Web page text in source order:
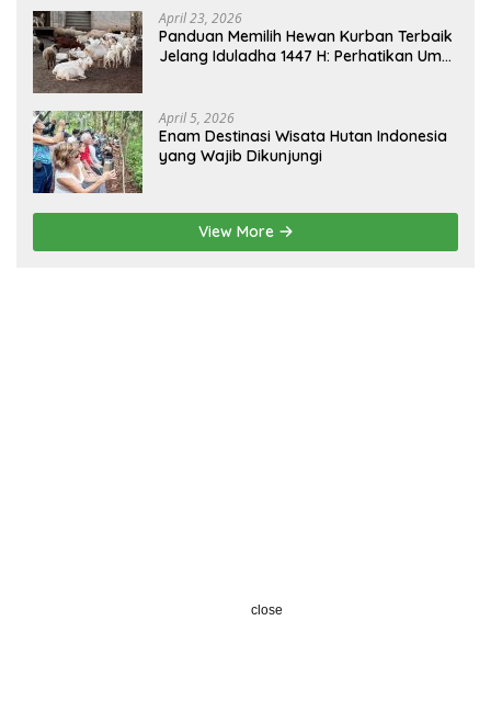
April 23, 2026
Panduan Memilih Hewan Kurban Terbaik
Jelang Iduladha 1447 H: Perhatikan Umur
April 5, 2026
Enam Destinasi Wisata Hutan Indonesia
yang Wajib Dikunjungi
View More
close